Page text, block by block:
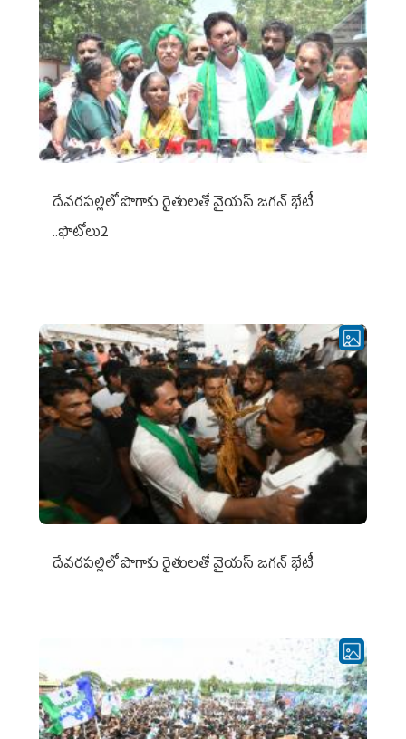
దేవరపల్లిలో పొగాకు రైతులతో వైయస్ జగన్ భేటీ
..ఫొటోలు2
దేవరపల్లిలో పొగాకు రైతులతో వైయస్ జగన్ భేటీ